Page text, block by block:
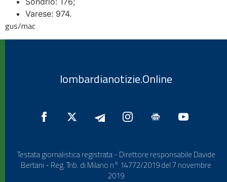
Varese: 974.
gus/mac
lombardianotizie.Online
Testata giornalistica registrata - Direttore responsabile Davide
Bertani - Reg. Trib. di Milano n° 14772/2019 del 7 novembre
2019